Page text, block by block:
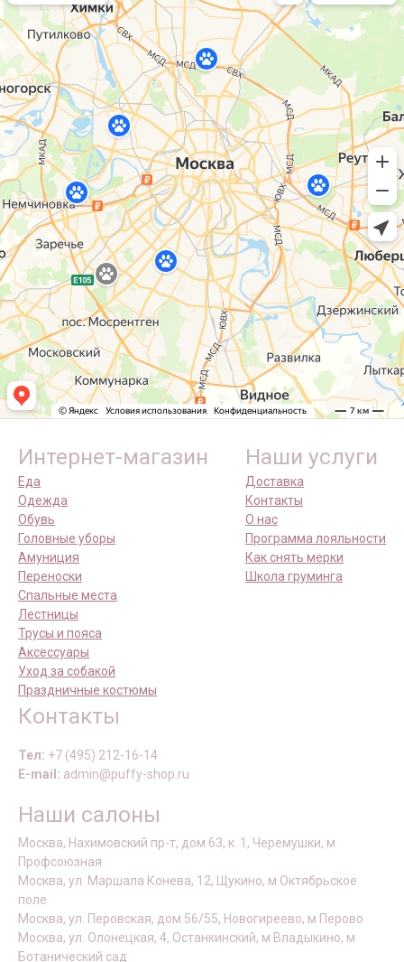
Интернет-магазин
Еда
Одежда
Обувь
Головные уборы
Амуниция
Переноски
Спальные места
Лестницы
Трусы и пояса
Аксессуары
Уход за собакой
Праздничные костюмы
Наши услуги
Доставка
Контакты
О нас
Программа лояльности
Как снять мерки
Школа груминга
Контакты
Тел: +7 (495) 212-16-14
E-mail: admin@puffy-shop.ru
Наши салоны
Москва, Нахимовский пр-т, дом 63, к. 1, Черемушки, м
Профсоюзная
Москва, ул. Маршала Конева, 12, Щукино, м Октябрьское
поле
Москва, ул. Перовская, дом 56/55, Новогиреево, м Перово
Москва, ул. Олонецкая, 4, Останкинский, м Владыкино, м
Ботанический сад